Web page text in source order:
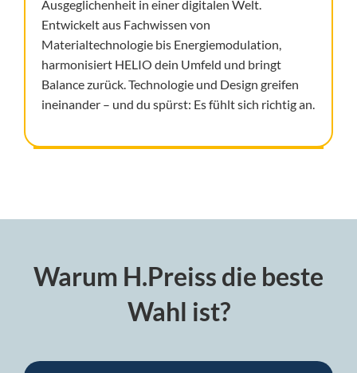
Ausgeglichenheit in einer digitalen Welt.
Entwickelt aus Fachwissen von
Materialtechnologie bis Energiemodulation,
harmonisiert HELIO dein Umfeld und bringt
Balance zurück. Technologie und Design greifen
ineinander – und du spürst: Es fühlt sich richtig an.
Warum H.Preiss die beste
Wahl ist?